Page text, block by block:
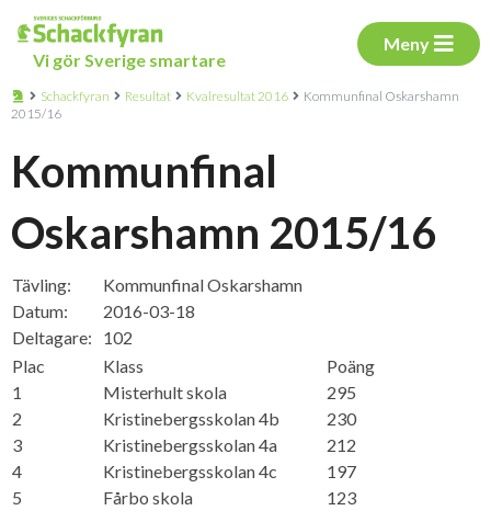
Vi gör Sverige smartare
Meny
Schackfyran Resultat Kvalresultat 2016
Kommunfinal Oskarshamn
2015/16
Kommunfinal
Oskarshamn 2015/16
Tävling:
Kommunfinal Oskarshamn
Datum:
2016-03-18
Deltagare:
102
Plac
Klass
Poäng
1
Misterhult skola
295
2
Kristinebergsskolan 4b
230
3
Kristinebergsskolan 4a
212
4
Kristinebergsskolan 4c
197
5
Fårbo skola
123